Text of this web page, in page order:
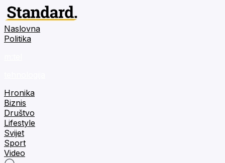
Naslovna
Politika
Hronika
Biznis
Društvo
Lifestyle
Svijet
Sport
Video